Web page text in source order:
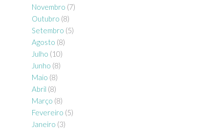
Novembro (7)
Outubro (8)
Setembro (5)
Agosto (8)
Julho (10)
Junho (8)
Maio (8)
Abril (8)
Março (8)
Fevereiro (5)
Janeiro (3)